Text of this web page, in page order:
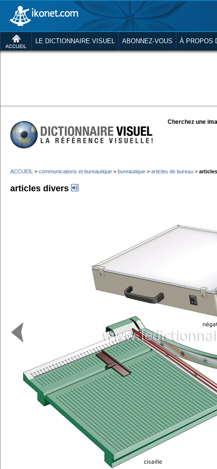
LE DICTIONNAIRE VISUEL ABONNEZ-VOUS À PROPOS
Cherchez une
ACCUEIL > communications et bureautique > bureautique > articles de bureau >
articles divers